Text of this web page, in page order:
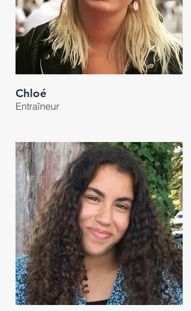
Chloé
Entraîneur